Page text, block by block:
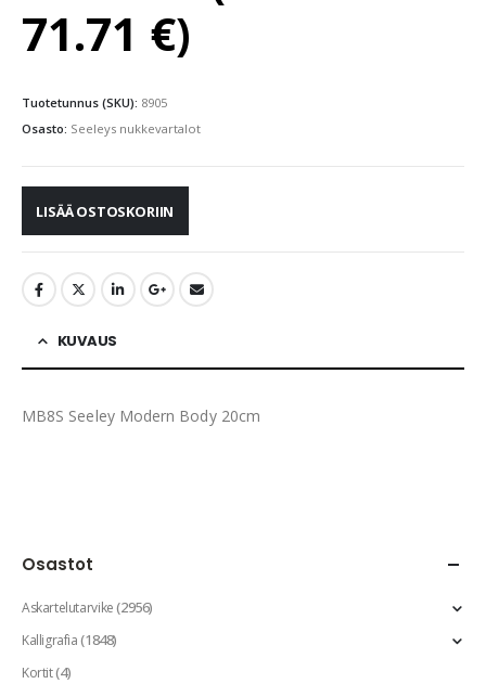
71.71 €)
Tuotetunnus (SKU): 8905
Osasto: Seeleys nukkevartalot
LISÄÄ OSTOSKORIIN
KUVAUS
MB8S Seeley Modern Body 20cm
Osastot
Askartelutarvike(2956)
Kalligrafia(1848)
Kortit(4)